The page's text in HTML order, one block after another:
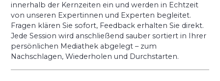
innerhalb der Kernzeiten ein und werden in Echtzeit
von unseren Expertinnen und Experten begleitet.
Fragen klären Sie sofort, Feedback erhalten Sie direkt.
Jede Session wird anschließend sauber sortiert in Ihrer
persönlichen Mediathek abgelegt – zum
Nachschlagen, Wiederholen und Durchstarten.